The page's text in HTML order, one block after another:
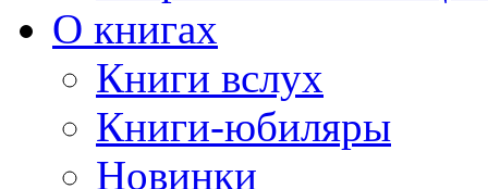
О книгах
Книги вслух
Книги-юбиляры
Новинки